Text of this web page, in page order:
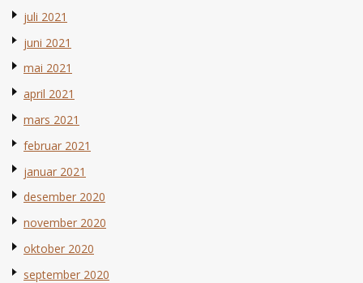
juli 2021
juni 2021
mai 2021
april 2021
mars 2021
februar 2021
januar 2021
desember 2020
november 2020
oktober 2020
september 2020